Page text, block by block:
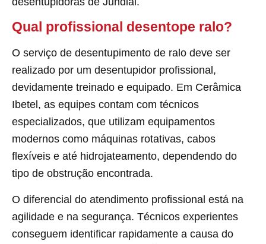
Qual profissional desentope ralo?
O serviço de desentupimento de ralo deve ser
realizado por um desentupidor profissional,
devidamente treinado e equipado. Em Cerâmica
Ibetel, as equipes contam com técnicos
especializados, que utilizam equipamentos
modernos como máquinas rotativas, cabos
flexíveis e até hidrojateamento, dependendo do
tipo de obstrução encontrada.
O diferencial do atendimento profissional está na
agilidade e na segurança. Técnicos experientes
conseguem identificar rapidamente a causa do